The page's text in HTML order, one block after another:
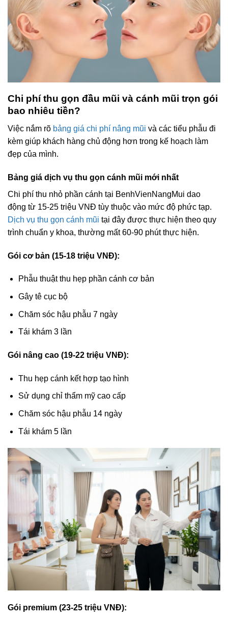
Chi phí thu gọn đầu mũi và cánh mũi trọn gói
bao nhiêu tiền?
Việc nắm rõ bảng giá chi phí nâng mũi và các tiểu phẫu đi
kèm giúp khách hàng chủ động hơn trong kế hoạch làm
đẹp của mình.
Bảng giá dịch vụ thu gọn cánh mũi mới nhất
Chi phí thu nhỏ phần cánh tại BenhVienNangMui dao
động từ 15-25 triệu VNĐ tùy thuộc vào mức độ phức tạp.
Dịch vụ thu gọn cánh mũi tại đây được thực hiện theo quy
trình chuẩn y khoa, thường mất 60-90 phút thực hiện.
Gói cơ bản (15-18 triệu VNĐ):
Phẫu thuật thu hẹp phần cánh cơ bản
Gây tê cục bộ
Chăm sóc hậu phẫu 7 ngày
Tái khám 3 lần
Gói nâng cao (19-22 triệu VNĐ):
Thu hẹp cánh kết hợp tạo hình
Sử dụng chỉ thẩm mỹ cao cấp
Chăm sóc hậu phẫu 14 ngày
Tái khám 5 lần
Gói premium (23-25 triệu VNĐ):